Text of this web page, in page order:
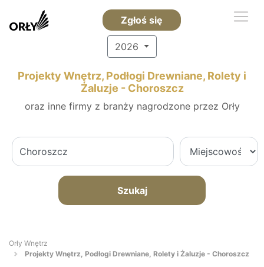
Zgłoś się
2026
Projekty Wnętrz, Podłogi Drewniane, Rolety i
Żaluzje - Choroszcz
oraz inne firmy z branży nagrodzone przez Orły
Szukaj
Orły Wnętrz
Projekty Wnętrz, Podłogi Drewniane, Rolety i Żaluzje - Choroszcz